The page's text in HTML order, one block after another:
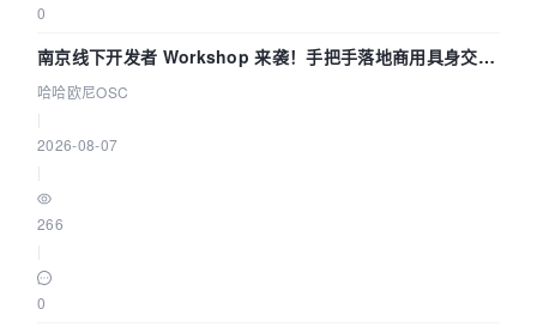
0
南京线下开发者 Workshop 来袭！手把手落地商用具身交互
智能 Agent 应用
哈哈欧尼OSC
2026-08-07
266
0